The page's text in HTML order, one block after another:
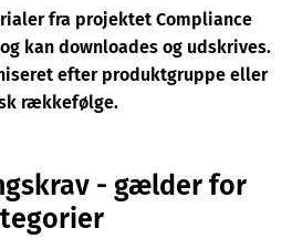
fra projektet Compliance
kan downloades og udskrives.
efter produktgruppe eller
rækkefølge.
- gælder for